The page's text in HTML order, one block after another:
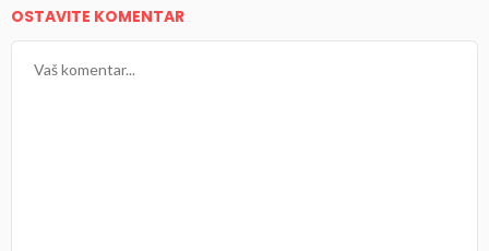
OSTAVITE KOMENTAR